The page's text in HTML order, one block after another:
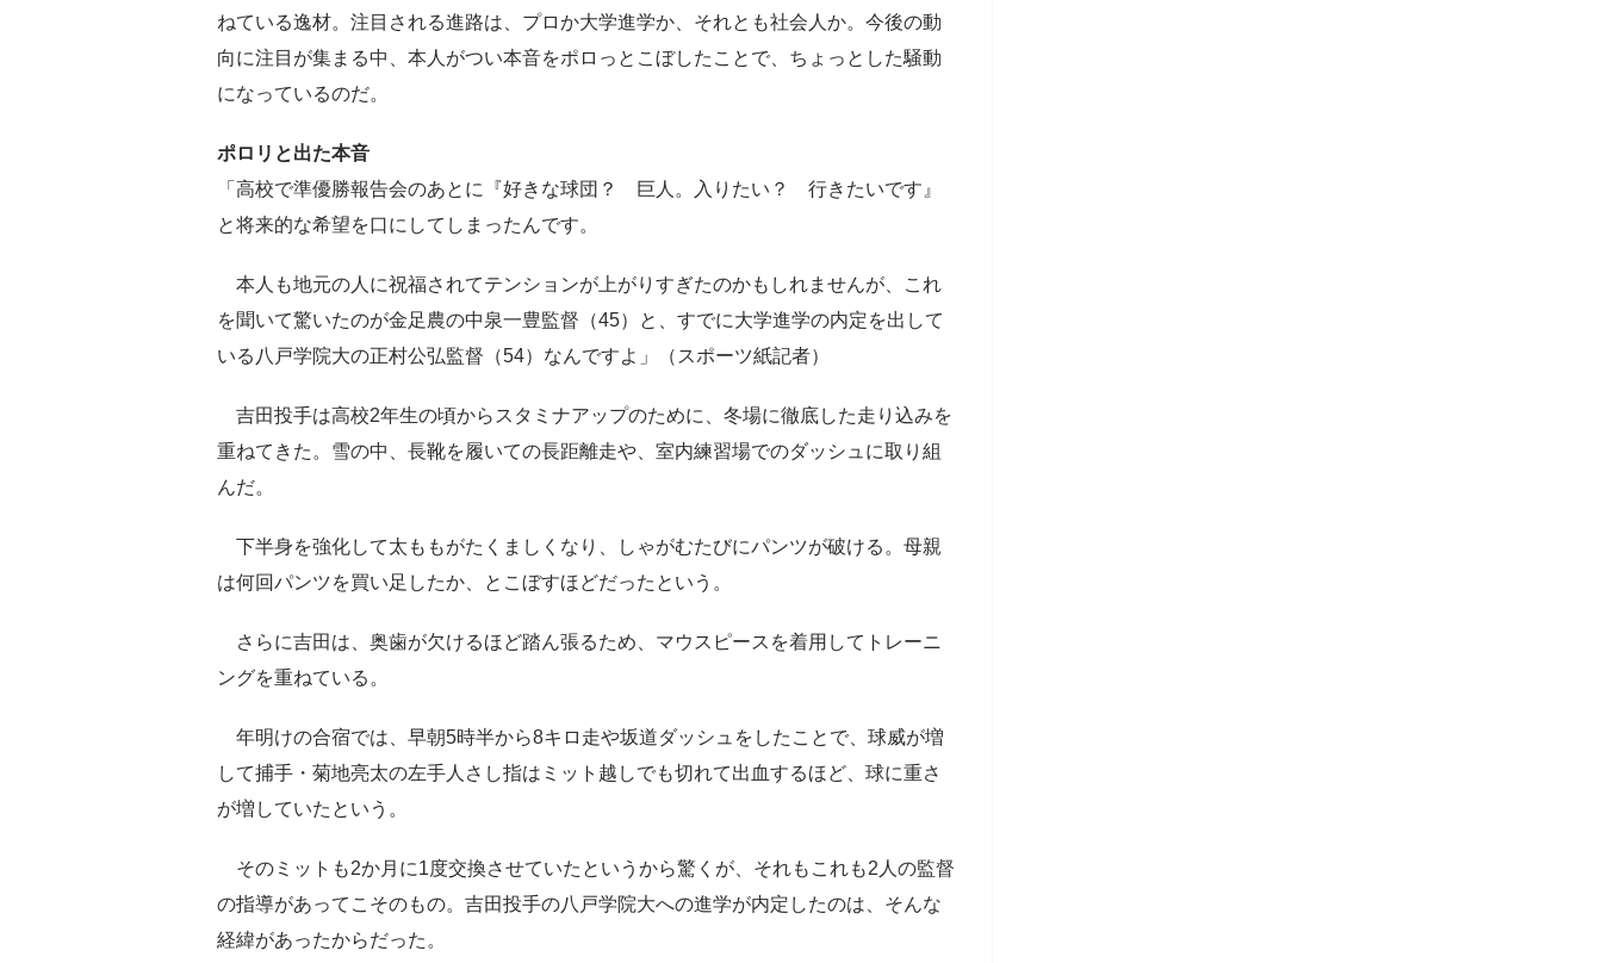
ねている逸材。注目される進路は、プロか大学進学か、それとも社会人か。今後の動
向に注目が集まる中、本人がつい本音をポロっとこぼしたことで、ちょっとした騒動
になっているのだ。
ポロリと出た本音
「高校で準優勝報告会のあとに『好きな球団？ 巨人。入りたい？ 行きたいです』
と将来的な希望を口にしてしまったんです。
本人も地元の人に祝福されてテンションが上がりすぎたのかもしれませんが、これ
を聞いて驚いたのが金足農の中泉一豊監督（45）と、すでに大学進学の内定を出して
いる八戸学院大の正村公弘監督（54）なんですよ」（スポーツ紙記者）
吉田投手は高校2年生の頃からスタミナアップのために、冬場に徹底した走り込みを
重ねてきた。雪の中、長靴を履いての長距離走や、室内練習場でのダッシュに取り組
んだ。
下半身を強化して太ももがたくましくなり、しゃがむたびにパンツが破ける。母親
は何回パンツを買い足したか、とこぼすほどだったという。
さらに吉田は、奥歯が欠けるほど踏ん張るため、マウスピースを着用してトレーニ
ングを重ねている。
年明けの合宿では、早朝5時半から8キロ走や坂道ダッシュをしたことで、球威が増
して捕手・菊地亮太の左手人さし指はミット越しでも切れて出血するほど、球に重さ
が増していたという。
そのミットも2か月に1度交換させていたというから驚くが、それもこれも2人の監督
の指導があってこそのもの。吉田投手の八戸学院大への進学が内定したのは、そんな
経緯があったからだった。